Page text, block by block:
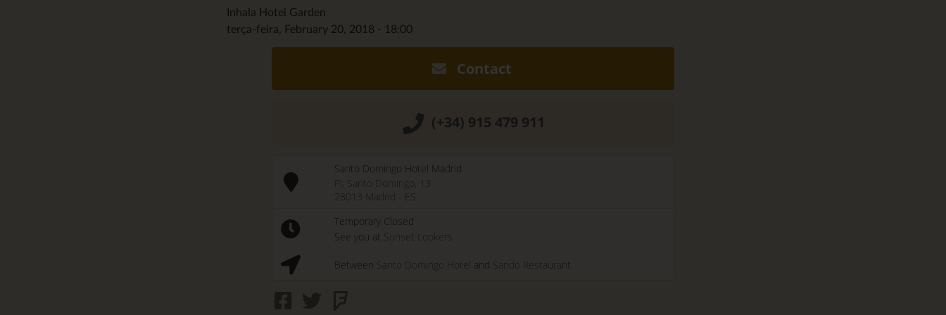
Inhala Hotel Garden
terça-feira, February 20, 2018 - 18:00
Contact
(+34) 915 479 911
Santo Domingo Hotel Madrid
Pl. Santo Domingo, 13
28013
Madrid
Temporary Closed
See you at
Sunset Lookers
Between Santo Domingo Hotel and Sandó Restaurant